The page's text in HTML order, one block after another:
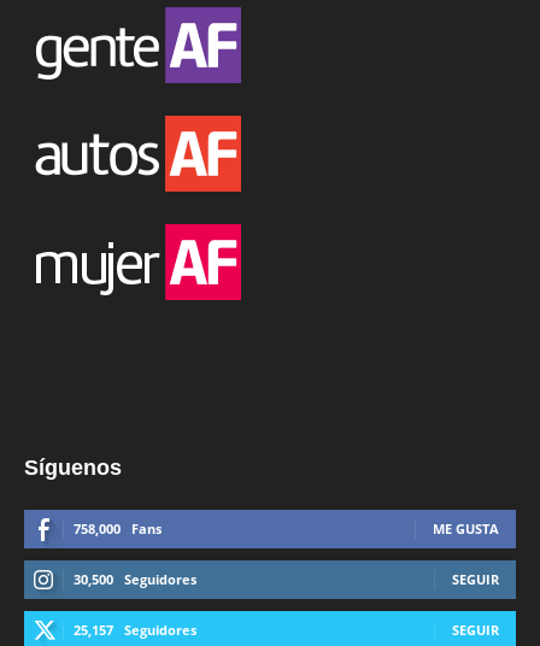
Síguenos
758,000 Fans ME GUSTA
30,500 Seguidores SEGUIR
25,157 Seguidores SEGUIR